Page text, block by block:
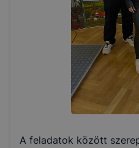
A feladatok között